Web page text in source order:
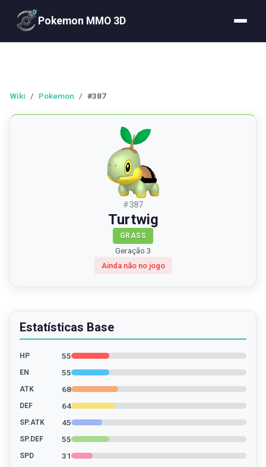
Pokemon MMO 3D
Wiki / Pokemon / #387
#387
Turtwig
GRASS
Geração 3
Ainda não no jogo
Estatísticas Base
HP 55
EN 55
ATK 68
DEF 64
SP.ATK 45
SP.DEF 55
SPD 31